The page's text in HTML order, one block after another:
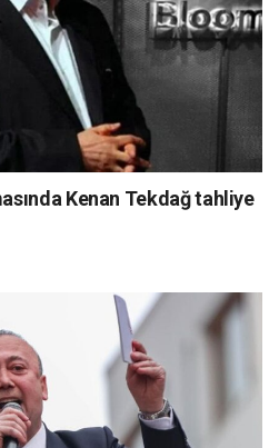
Kenan Tekdağ tahliye